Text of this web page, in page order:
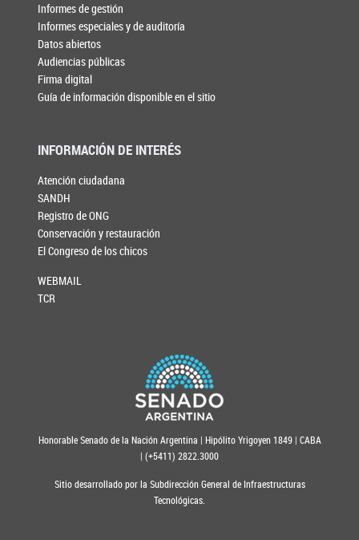
Informes de gestión
Informes especiales y de auditoría
Datos abiertos
Audiencias públicas
Firma digital
Guía de información disponible en el sitio
INFORMACIÓN DE INTERÉS
Atención ciudadana
SANDH
Registro de ONG
Conservación y restauración
El Congreso de los chicos
WEBMAIL
TCR
Honorable Senado de la Nación Argentina | Hipólito Yrigoyen 1849 | CABA
| (+5411) 2822.3000
Sitio desarrollado por la Subdirección General de Infraestructuras
Tecnológicas.